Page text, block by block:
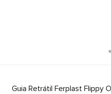
Guia Retrátil Ferplast Flippy